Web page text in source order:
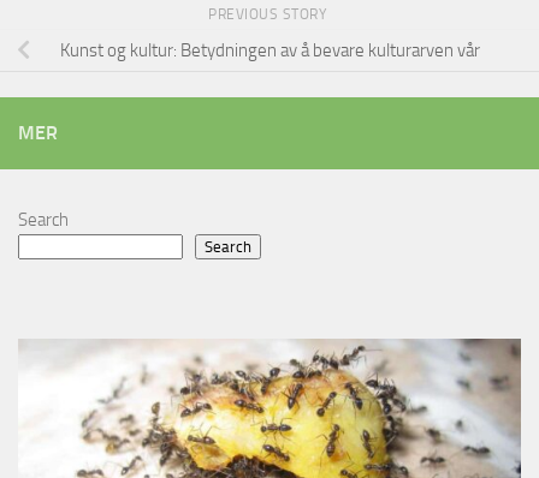
PREVIOUS STORY
Kunst og kultur: Betydningen av å bevare kulturarven vår
MER
Search
Search